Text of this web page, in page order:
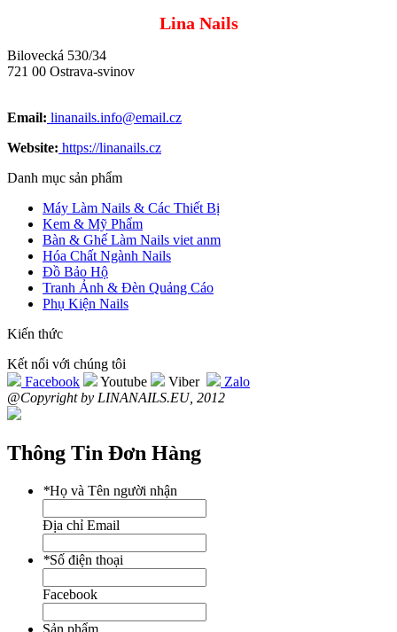
Lina Nails
Bilovecká 530/34
721 00 Ostrava-svinov
Email: linanails.info@email.cz
Website: https://linanails.cz
Danh mục sản phẩm
Máy Làm Nails & Các Thiết Bị
Kem & Mỹ Phẩm
Bàn & Ghế Làm Nails viet anm
Hóa Chất Ngành Nails
Đồ Bảo Hộ
Tranh Ảnh & Đèn Quảng Cáo
Phụ Kiện Nails
Kiến thức
Kết nối với chúng tôi
Facebook
Youtube Viber
Zalo
@Copyright by LINANAILS.EU, 2012
Thông Tin Đơn Hàng
*Họ và Tên người nhận
Địa chỉ Email
*Số điện thoại
Facebook